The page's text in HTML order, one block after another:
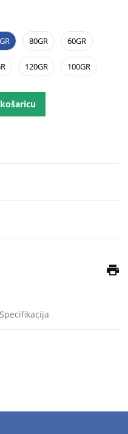
80GR 60GR
120GR 100GR
Specifikacija